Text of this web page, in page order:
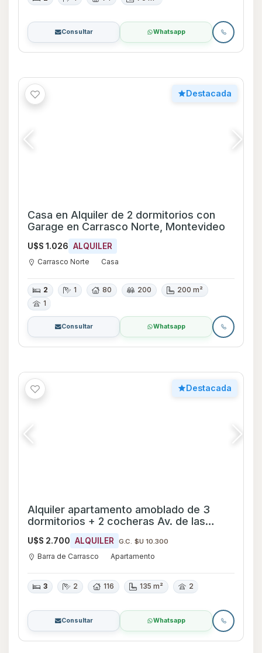
Consultar Whatsapp
Destacada
Casa en Alquiler de 2 dormitorios con
Garage en Carrasco Norte, Montevideo
U$S 1.026 ALQUILER
Carrasco Norte Casa
2 1 80 200
200 m²
1
Consultar Whatsapp
Destacada
Alquiler apartamento amoblado de 3
dormitorios + 2 cocheras Av. de las
Américas - Ref 2255
U$S 2.700 ALQUILER G.C. $U 10.300
Barra de Carrasco Apartamento
3 2 116 135 m² 2
Consultar Whatsapp